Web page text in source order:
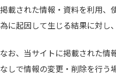
掲載された情報・資料を利用、
為に起因して生じる結果に対し
なお、当サイトに掲載された情
なしで情報の変更・削除を行う